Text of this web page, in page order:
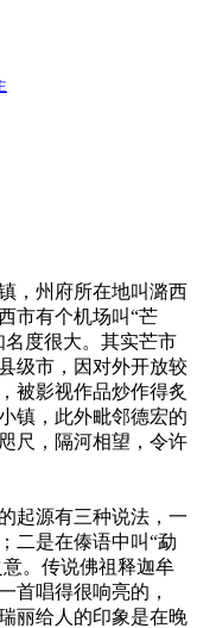
， 州府所在地叫潞西
市有个机场叫“芒
名度很大。其实芒市
级市，因对外开放较
被影视作品炒作得炙
镇，此外毗邻德宏的
尺，隔河相望，令许
起源有三种说法，一
二是在傣语中叫“勐
意。传说佛祖释迦牟
首唱得很响亮的，
丽给人的印象是在晚